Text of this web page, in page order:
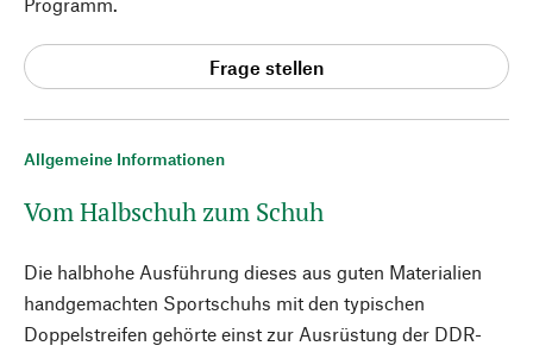
Allgemeine Informationen
Vom Halbschuh zum Schuh
Die halbhohe Ausführung dieses aus guten Materialien
handgemachten Sportschuhs mit den typischen
Doppelstreifen gehörte einst zur Ausrüstung der DDR-
Frage stellen